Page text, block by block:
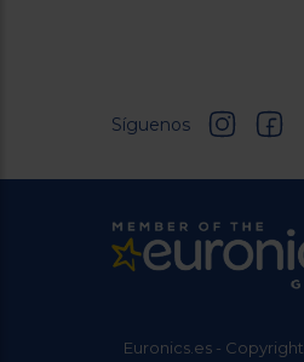
Síguenos
Euronics.es -